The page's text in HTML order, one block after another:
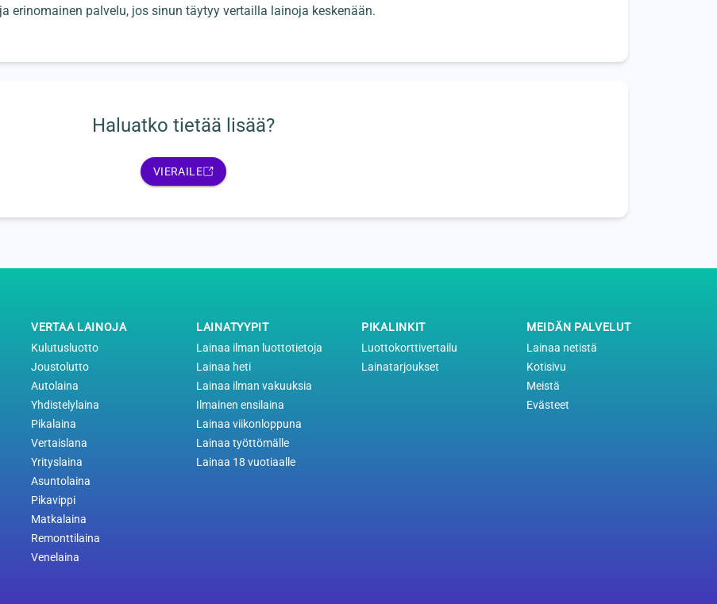
erinomainen palvelu, jos sinun täytyy vertailla lainoja keskenään.
Haluatko tietää lisää?
VIERAILE
VERTAA LAINOJA
Kulutusluotto
Joustolutto
Autolaina
Yhdistelylaina
Pikalaina
Vertaislana
Yrityslaina
Asuntolaina
Pikavippi
Matkalaina
Remonttilaina
Venelaina
LAINATYYPIT
Lainaa ilman luottotietoja
Lainaa heti
Lainaa ilman vakuuksia
Ilmainen ensilaina
Lainaa viikonloppuna
Lainaa työttömälle
Lainaa 18 vuotiaalle
PIKALINKIT
Luottokorttivertailu
Lainatarjoukset
MEIDÄN PALVELUT
Lainaa netistä
Kotisivu
Meistä
Evästeet